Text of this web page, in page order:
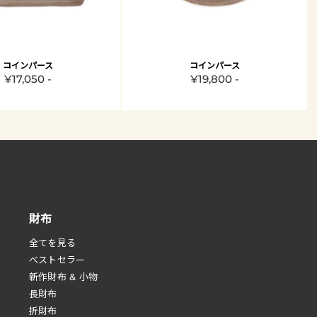
コインパース
¥17,050 -
コインパース
¥19,800 -
財布
全てを見る
べストセラー
新作財布 & 小物
長財布
折財布